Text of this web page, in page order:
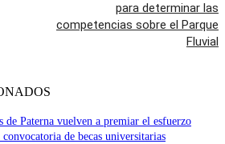
para determinar las
competencias sobre el Parque
Fluvial
Paterna vuelven a premiar el esfuerzo
de becas universitarias